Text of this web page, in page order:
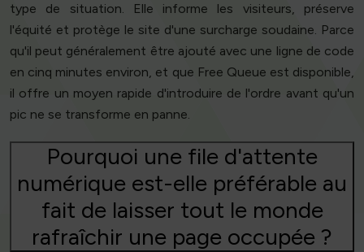
type de situation. Elle informe les visiteurs, préserve
l'équité et protège le site d'une surcharge soudaine. Parce
qu'il peut généralement être ajouté avec une ligne de code
en cinq minutes environ, et que Free Queue est disponible,
il offre un moyen rapide d'introduire de l'ordre avant qu'un
pic ne se transforme en panne.
Pourquoi une file d'attente
numérique est-elle préférable au
fait de laisser tout le monde
rafraîchir une page occupée ?